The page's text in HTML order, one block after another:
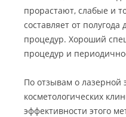
прорастают, слабые и
составляет от
процедур. Хороший
процедур и
По отзывам о лазерной
косметологических
эффективности этого